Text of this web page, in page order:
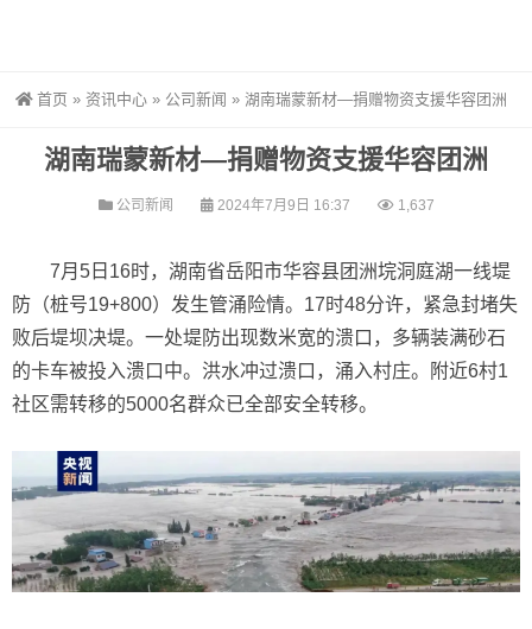
首页 » 资讯中心 » 公司新闻 » 湖南瑞蒙新材—捐赠物资支援华容团洲
湖南瑞蒙新材—捐赠物资支援华容团洲
公司新闻 2024年7月9日 16:37 1,637
7月5日16时，湖南省岳阳市华容县团洲垸洞庭湖一线堤
防（桩号19+800）发生管涌险情。17时48分许，紧急封堵失
败后堤坝决堤。一处堤防出现数米宽的溃口，多辆装满砂石
的卡车被投入溃口中。洪水冲过溃口，涌入村庄。附近6村1
社区需转移的5000名群众已全部安全转移。